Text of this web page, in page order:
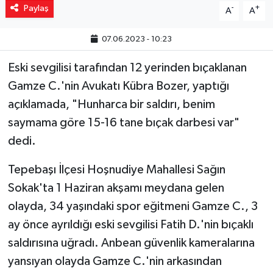
Paylaş A- A+
07.06.2023 - 10:23
Eski sevgilisi tarafından 12 yerinden bıçaklanan
Gamze C.'nin Avukatı Kübra Bozer, yaptığı
açıklamada, "Hunharca bir saldırı, benim
saymama göre 15-16 tane bıçak darbesi var"
dedi.
Tepebaşı İlçesi Hoşnudiye Mahallesi Sağın
Sokak'ta 1 Haziran akşamı meydana gelen
olayda, 34 yaşındaki spor eğitmeni Gamze C., 3
ay önce ayrıldığı eski sevgilisi Fatih D.'nin bıçaklı
saldırısına uğradı. Anbean güvenlik kameralarına
yansıyan olayda Gamze C.'nin arkasından